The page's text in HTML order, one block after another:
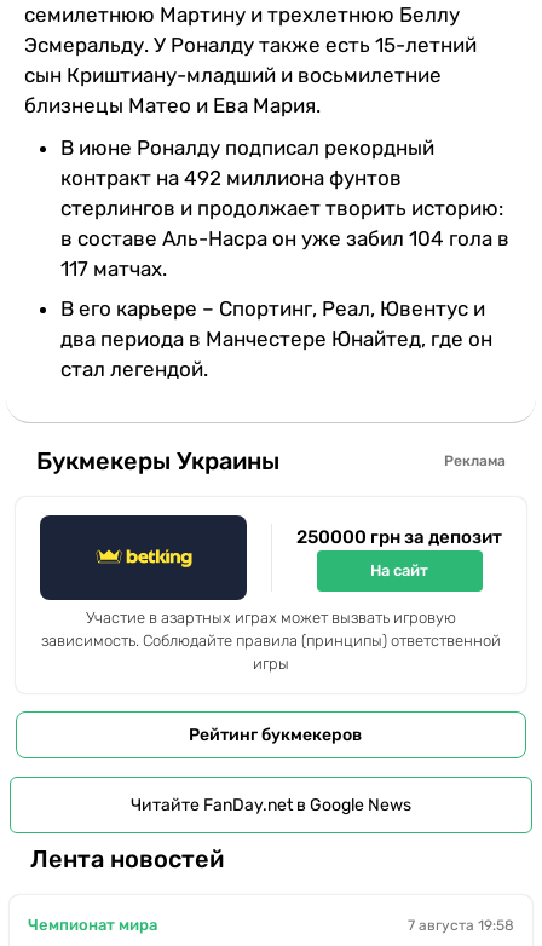
семилетнюю Мартину и трехлетнюю Беллу
Эсмеральду. У Роналду также есть 15-летний
сын Криштиану-младший и восьмилетние
близнецы Матео и Ева Мария.
В июне Роналду подписал рекордный
контракт на 492 миллиона фунтов
стерлингов и продолжает творить историю:
в составе Аль-Насра он уже забил 104 гола в
117 матчах.
В его карьере – Спортинг, Реал, Ювентус и
два периода в Манчестере Юнайтед, где он
стал легендой.
Букмекеры Украины Реклама
250000 грн за депозит
На сайт
Участие в азартных играх может вызвать игровую
зависимость. Соблюдайте правила (принципы) ответственной
игры
Рейтинг букмекеров
Читайте FanDay.net в Google News
Лента новостей
Чемпионат мира 7 августа 19:58